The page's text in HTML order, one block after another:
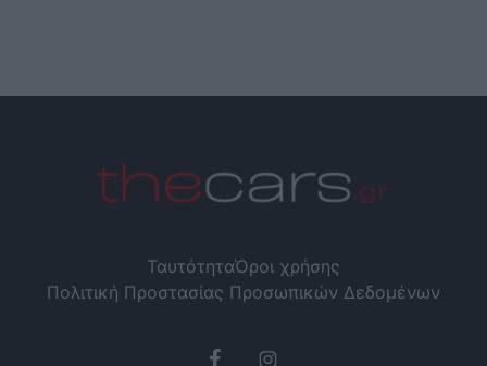
ΤαυτότηταΌροι χρήσης
Πολιτική Προστασίας Προσωπικών Δεδομένων